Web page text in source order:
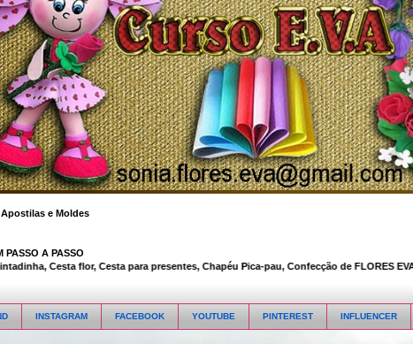
e Moldes
PASSO A PASSO
Cesta flor, Cesta para presentes, Chapéu Pica-pau, Confecção de FLORES
INSTAGRAM FACEBOOK YOUTUBE PINTEREST INFLUENCER